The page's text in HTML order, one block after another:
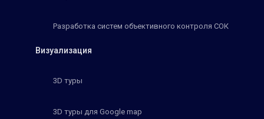
Разработка систем объективного контроля СОК
Визуализация
3D туры
3D туры для Google map